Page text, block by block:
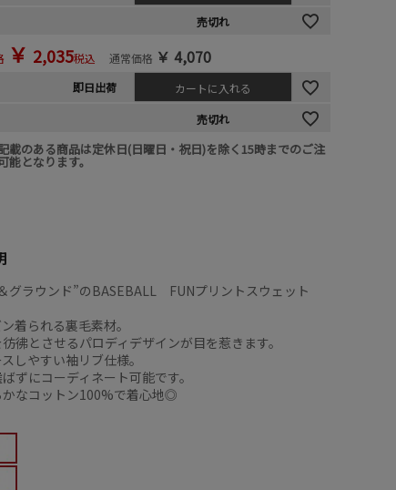
売切れ
￥ 2,035税込 通常価格 ￥ 4,070
即日出荷
カートに入れる
売切れ
載のある商品は定休日(日曜日・祝日)を除く15時までのご注
能となります。
グラウンド”のBASEBALL FUNプリントスウェット
着られる裏毛素材。
彿とさせるパロディデザインが目を惹きます。
しやすい袖リブ仕様。
ずにコーディネート可能です。
かなコットン100%で着心地◎